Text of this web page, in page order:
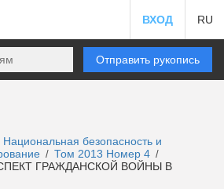
ВХОД RU
Отправить рукопись
Национальная безопасность и
/ Том 2013 Номер 4 /
ГРАЖДАНСКОЙ ВОЙНЫ В